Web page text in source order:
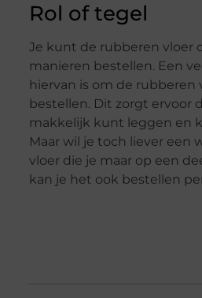
Rol of tegel
Je kunt de rubberen vloer
manieren bestellen. Een
hiervan is om de rubberen
bestellen. Dit zorgt ervoor
makkelijk kunt leggen en
Maar wil je toch liever een
vloer die je maar op een
kan je het ook bestellen